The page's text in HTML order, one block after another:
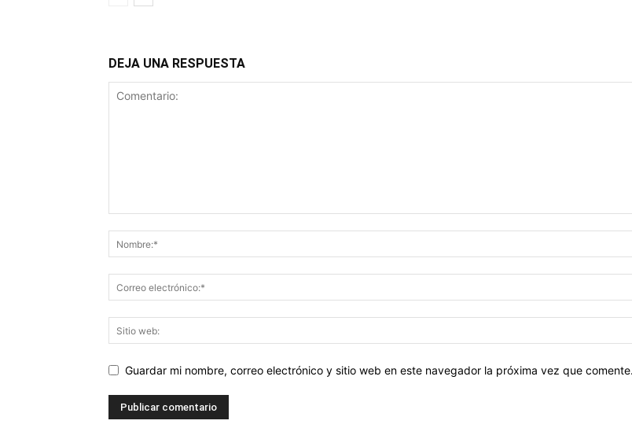
DEJA UNA RESPUESTA
Guardar mi nombre, correo electrónico y sitio web en este navegador la próxima vez que comente.